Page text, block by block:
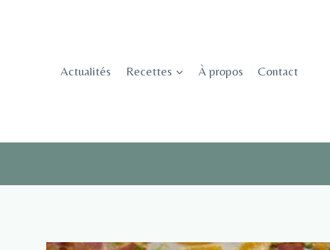
Actualités
Recettes À propos Contact